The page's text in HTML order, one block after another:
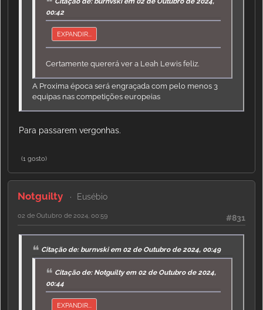
00:42
EXPANDIR...
Certamente quererá ver a Leah Lewis feliz.
A Proxima época será engraçada com pelo menos 3
equipas nas competições europeias
Para passarem vergonhas.
(1 gosto)
Notguilty Eusébio
#831
02 de Outubro de 2024, 00:59
Citação de: burnvski em 02 de Outubro de 2024, 00:49
Citação de: Notguilty em 02 de Outubro de 2024,
00:44
EXPANDIR...